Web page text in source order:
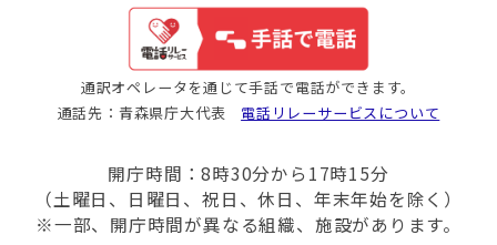
通訳オペレータを通じて手話で電話ができます。
通話先：青森県庁大代表 電話リレーサービスについて
開庁時間：8時30分から17時15分
（土曜日、日曜日、祝日、休日、年末年始を除く）
※一部、開庁時間が異なる組織、施設があります。